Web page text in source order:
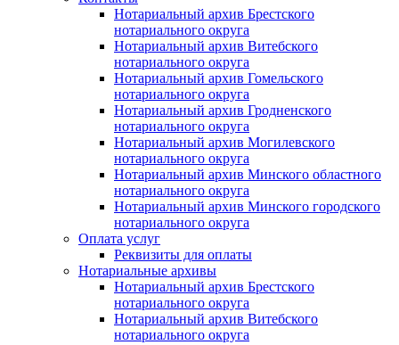
Нотариальный архив Брестского
нотариального округа
Нотариальный архив Витебского
нотариального округа
Нотариальный архив Гомельского
нотариального округа
Нотариальный архив Гродненского
нотариального округа
Нотариальный архив Могилевского
нотариального округа
Нотариальный архив Минского областного
нотариального округа
Нотариальный архив Минского городского
нотариального округа
Оплата услуг
Реквизиты для оплаты
Нотариальные архивы
Нотариальный архив Брестского
нотариального округа
Нотариальный архив Витебского
нотариального округа